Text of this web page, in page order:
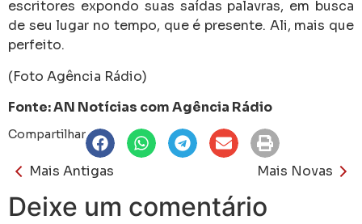
escritores expondo suas saídas palavras, em busca
de seu lugar no tempo, que é presente. Ali, mais que
perfeito.
(Foto Agência Rádio)
Fonte: AN Notícias com Agência Rádio
Compartilhar
Mais Antigas Mais Novas
Deixe um comentário